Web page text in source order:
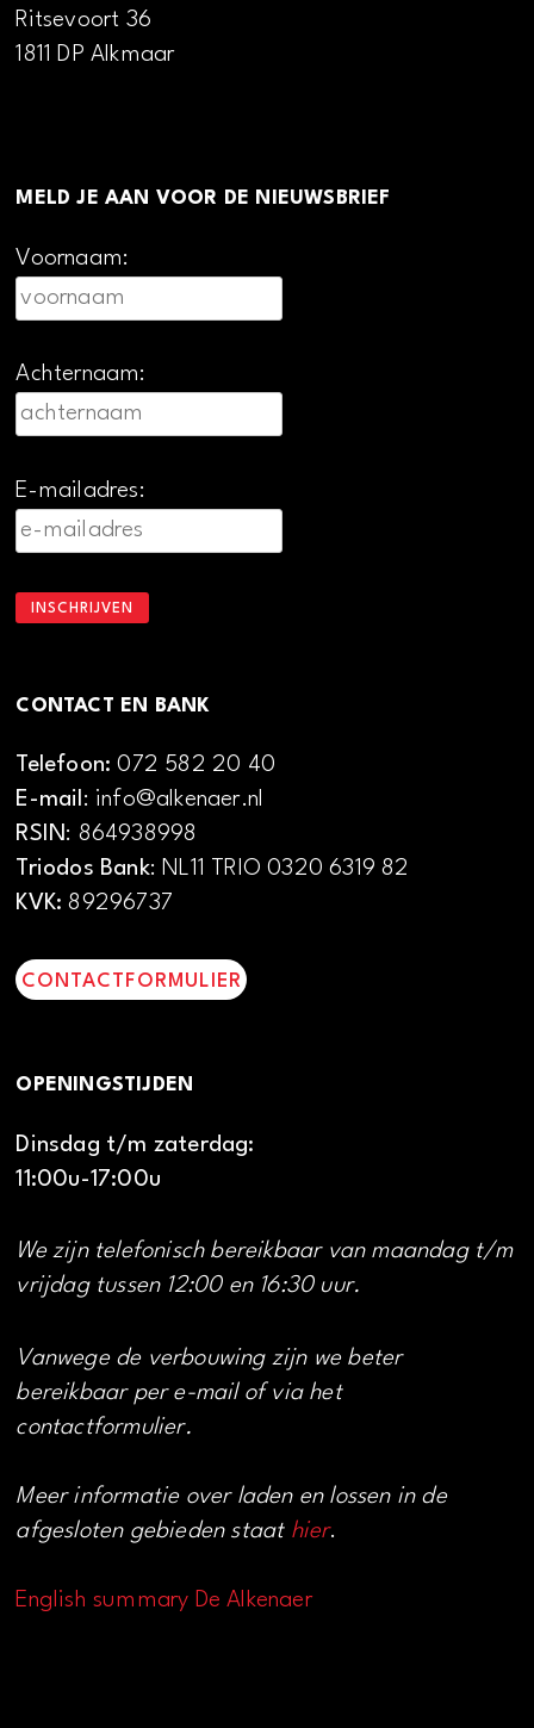
Ritsevoort 36
1811 DP Alkmaar
MELD JE AAN VOOR DE NIEUWSBRIEF
Voornaam:
Achternaam:
E-mailadres:
CONTACT EN BANK
Telefoon:072 582 20 40
E-mail: info@alkenaer.nl
RSIN: 864938998
Triodos Bank: NL11 TRIO 0320 6319 82
KVK: 89296737
CONTACTFORMULIER
OPENINGSTIJDEN
Dinsdag t/m zaterdag:
11:00u-17:00u
We zijn telefonisch bereikbaar van maandag t/m
vrijdag tussen 12:00 en 16:30 uur.
Vanwege de verbouwing zijn we beter
bereikbaar per e-mail of via het
contactformulier.
Meer informatie over laden en lossen in de
afgesloten gebieden staat hier.
English summary De Alkenaer